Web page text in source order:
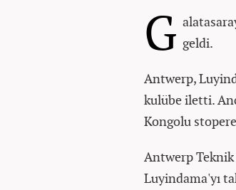
G geldi.
Antwerp,
kulübe iletti.
Kongolu
Antwerp Teknik
Luyindama'yı